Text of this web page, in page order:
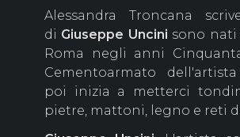
Alessandra Troncana
di Giuseppe Uncini sono nati
Roma negli anni
Cementoarmato dell'artista
poi inizia a metterci
pietre, mattoni, legno e reti